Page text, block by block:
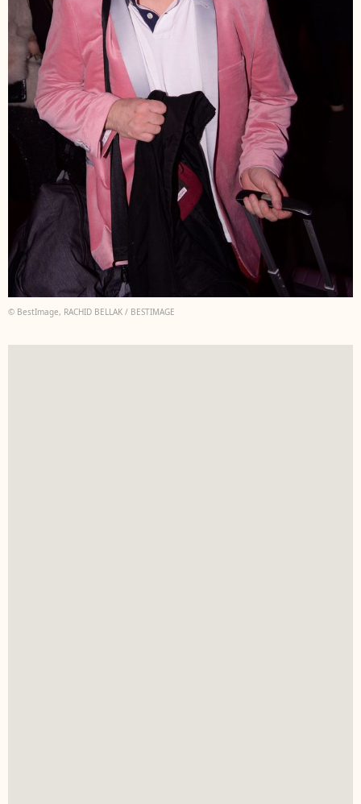
© BestImage, RACHID BELLAK / BESTIMAGE